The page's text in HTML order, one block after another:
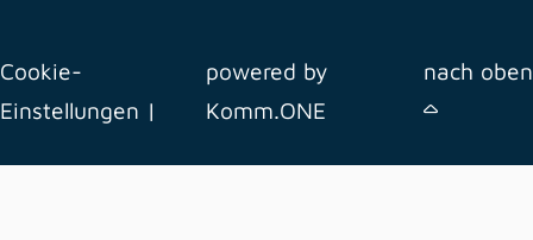
Cookie-
Einstellungen |
powered by
Komm.ONE
nach oben